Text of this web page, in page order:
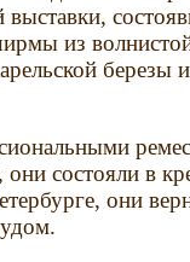
выставки,
из
березы
состояли в
они